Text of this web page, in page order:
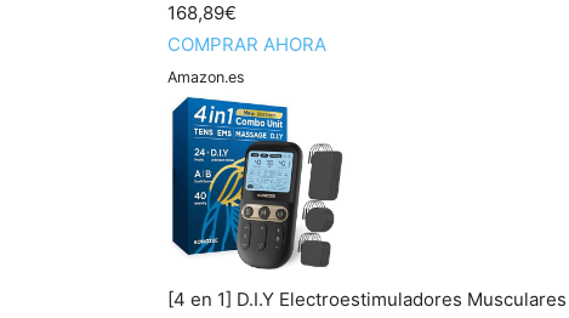
168,89€
COMPRAR AHORA
Amazon.es
[4 en 1] D.I.Y Electroestimuladores